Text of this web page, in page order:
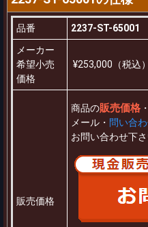
品番
2237-ST-65001
メーカー
希望小売
価格
¥253,000（税込）
販売価格
商品の販売価格
メール・ 問い合
お問い合わせ下